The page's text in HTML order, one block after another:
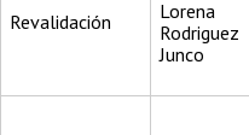
Revalidación
Lorena
Rodriguez
Junco